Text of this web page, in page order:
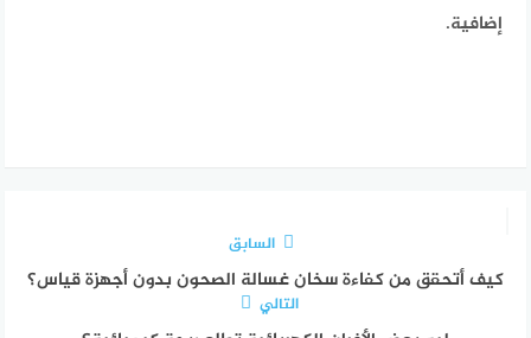
إضافية.
السابق
كيف أتحقق من كفاءة سخان غسالة الصحون بدون أجهزة قياس؟
التالي